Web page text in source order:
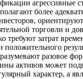
агрессивные
более
торговли и
затрат
разовое
активов может
характер, а